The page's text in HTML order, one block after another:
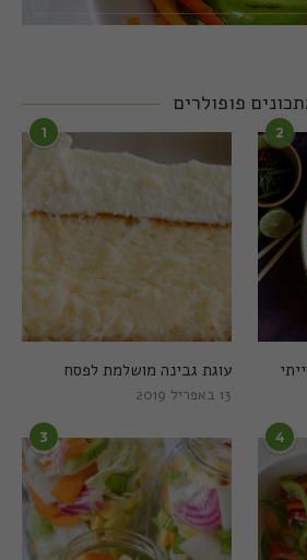
פופולרים
1
עוגת גבינה מושלמת לפסח
13 באפריל 2019
2
3 4